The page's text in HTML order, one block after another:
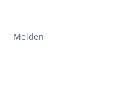
Melden